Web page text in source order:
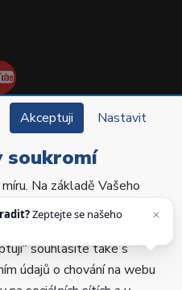
a.s. Všechna práva
agentura
ABRA Eshop
Akceptuji Nastavit
soukromí
Na základě Vašeho
jeho obsah a
a produkty.
souhlasíte také s
údajů o chování na webu
Zeptejte se našeho